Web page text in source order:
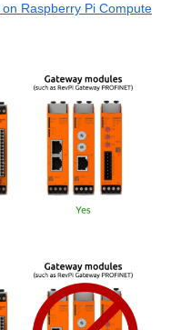
Raspberry Pi Compute